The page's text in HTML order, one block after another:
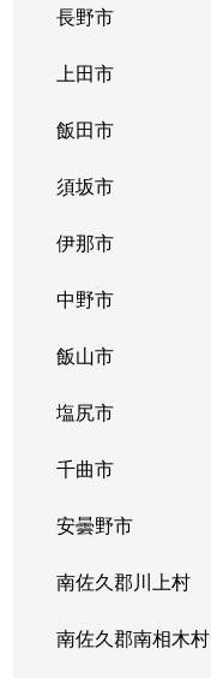
長野市
上田市
飯田市
須坂市
伊那市
中野市
飯山市
塩尻市
千曲市
安曇野市
南佐久郡川上村
南佐久郡南相木村